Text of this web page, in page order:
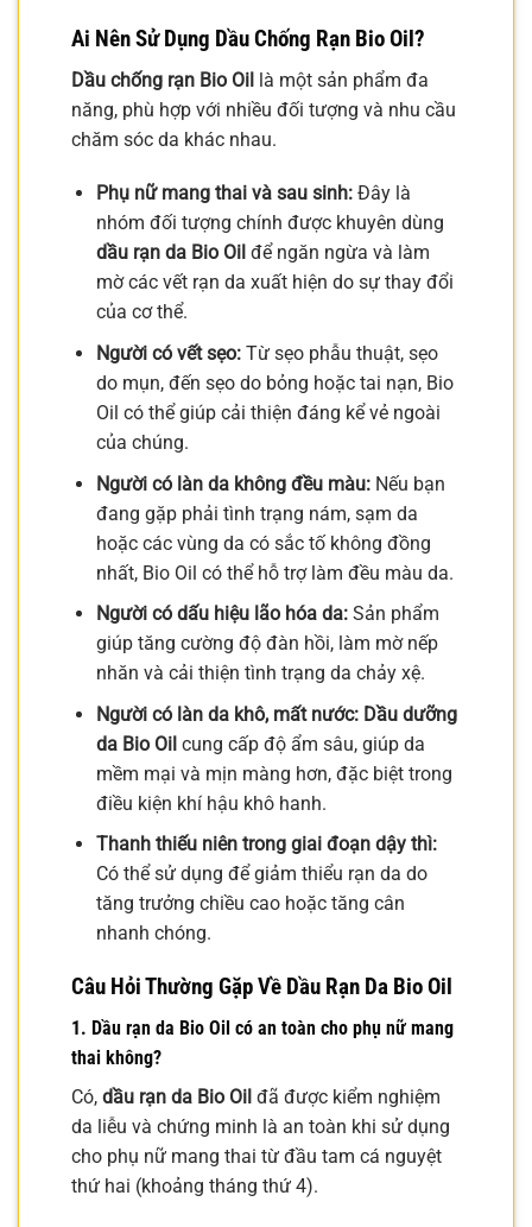
Ai Nên Sử Dụng Dầu Chống Rạn Bio Oil?
Dầu chống rạn Bio Oil là một sản phẩm đa
năng, phù hợp với nhiều đối tượng và nhu cầu
chăm sóc da khác nhau.
Phụ nữ mang thai và sau sinh:Đây là
nhóm đối tượng chính được khuyên dùng
dầu rạn da Bio Oil để ngăn ngừa và làm
mờ các vết rạn da xuất hiện do sự thay đổi
của cơ thể.
Người có vết sẹo:Từ sẹo phẫu thuật, sẹo
do mụn, đến sẹo do bỏng hoặc tai nạn, Bio
Oil có thể giúp cải thiện đáng kể vẻ ngoài
của chúng.
Người có làn da không đều màu:Nếu bạn
đang gặp phải tình trạng nám, sạm da
hoặc các vùng da có sắc tố không đồng
nhất, Bio Oil có thể hỗ trợ làm đều màu da.
Người có dấu hiệu lão hóa da:Sản phẩm
giúp tăng cường độ đàn hồi, làm mờ nếp
nhăn và cải thiện tình trạng da chảy xệ.
Người có làn da khô, mất nước: Dầu dưỡng
da Bio Oilcung cấp độ ẩm sâu, giúp da
mềm mại và mịn màng hơn, đặc biệt trong
điều kiện khí hậu khô hanh.
Thanh thiếu niên trong giai đoạn dậy thì:
Có thể sử dụng để giảm thiểu rạn da do
tăng trưởng chiều cao hoặc tăng cân
nhanh chóng.
Câu Hỏi Thường Gặp Về Dầu Rạn Da Bio Oil
1. Dầu rạn da Bio Oil có an toàn cho phụ nữ mang
thai không?
Có, dầu rạn da Bio Oil đã được kiểm nghiệm
da liễu và chứng minh là an toàn khi sử dụng
cho phụ nữ mang thai từ đầu tam cá nguyệt
thứ hai (khoảng tháng thứ 4).